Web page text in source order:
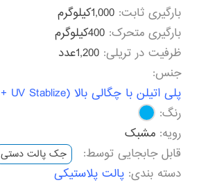
بارگیری ثابت: 1,000کیلوگرم
بارگیری متحرک: 400کیلوگرم
ظرفیت در تریلی: 1,200عدد
جنس:
پلی اتیلن با چگالی بالا (HDPE lng. Grade + UV Stablize)
رنگ:
رویه: مشبک
قابل جابجایی توسط:
جک پالت دستی
دسته بندی: پالت پلاستیکی